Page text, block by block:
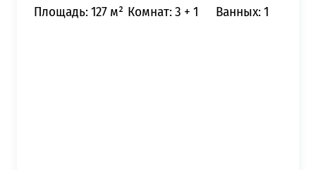
Площадь: 127 м² Комнат: 3 + 1 Ванных: 1